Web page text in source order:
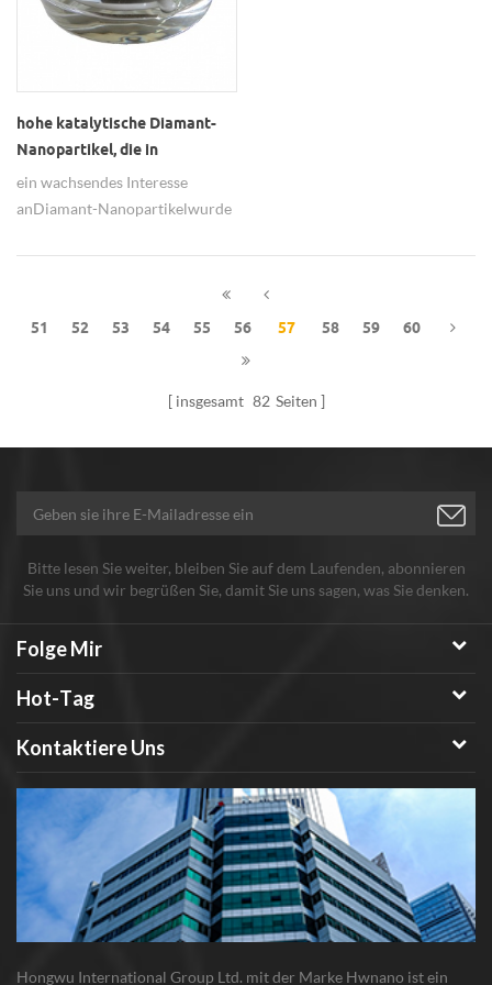
hohe katalytische Diamant-
Nanopartikel, die in
biochemischen Sensoren
verwendet werden
ein wachsendes Interesse
anDiamant-Nanopartikelwurde
biochemische Sensoren
51 52 53 54 55 56 57 58 59 60
insgesamt 82 Seiten
Bitte lesen Sie weiter, bleiben Sie auf dem Laufenden, abonnieren
Sie uns und wir begrüßen Sie, damit Sie uns sagen, was Sie denken.
Folge Mir
Hot-Tag
Kontaktiere Uns
Hongwu International Group Ltd. mit der Marke Hwnano ist ein